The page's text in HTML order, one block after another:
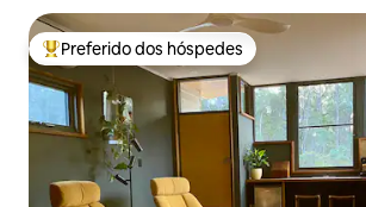
Entre os melhores preferidos dos hóspedes
Preferido dos hóspedes